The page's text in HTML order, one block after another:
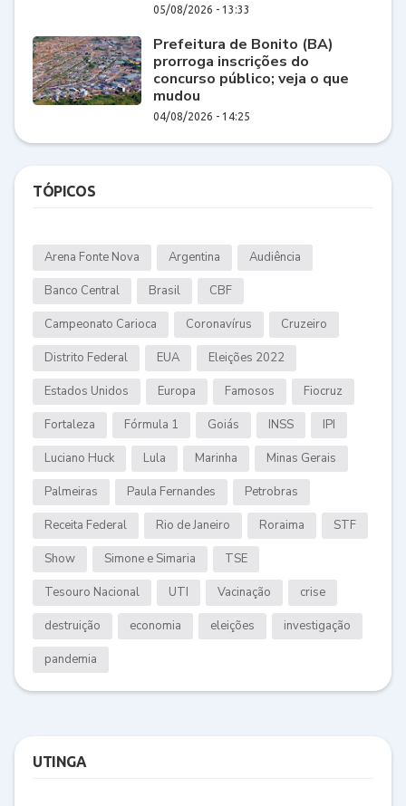
05/08/2026 - 13:33
Prefeitura de Bonito (BA)
prorroga inscrições do
concurso público; veja o que
mudou
04/08/2026 - 14:25
TÓPICOS
Arena Fonte Nova Argentina Audiência
Banco Central Brasil CBF
Campeonato Carioca Coronavírus Cruzeiro
Distrito Federal EUA Eleições 2022
Estados Unidos Europa Famosos Fiocruz
Fortaleza Fórmula 1 Goiás INSS IPI
Luciano Huck Lula Marinha Minas Gerais
Palmeiras Paula Fernandes Petrobras
Receita Federal Rio de Janeiro Roraima STF
Show Simone e Simaria TSE
Tesouro Nacional UTI Vacinação crise
destruição economia eleições investigação
pandemia
UTINGA